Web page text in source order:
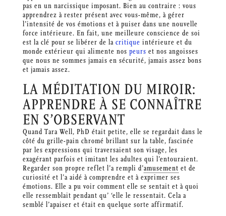
pas en un narcissique imposant. Bien au contraire : vous
apprendrez à rester présent avec vous-même, à gérer
l’intensité de vos émotions et à puiser dans une nouvelle
force intérieure. En fait, une meilleure conscience de soi
est la clé pour se libérer de la critique intérieure et du
monde extérieur qui alimente nos peurs et nos angoisses
que nous ne sommes jamais en sécurité, jamais assez bons
et jamais assez.
LA MÉDITATION DU MIROIR:
APPRENDRE À SE CONNAÎTRE
EN S’OBSERVANT
Quand Tara Well, PhD était petite, elle se regardait dans le
côté du grille-pain chromé brillant sur la table, fascinée
par les expressions qui traversaient son visage, les
exagérant parfois et imitant les adultes qui l’entouraient.
Regarder son propre reflet l’a rempli d’amusement et de
curiosité et l’a aidé à comprendre et à exprimer ses
émotions. Elle a pu voir comment elle se sentait et à quoi
elle ressemblait pendant qu’ ‘elle le ressentait. Cela a
semblé l’apaiser et était en quelque sorte affirmatif.